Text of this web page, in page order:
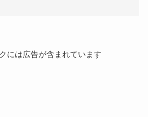
には広告が含まれています